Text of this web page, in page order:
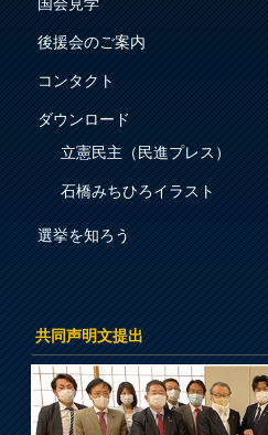
国会見学
後援会のご案内
コンタクト
ダウンロード
立憲民主（民進プレス）
石橋みちひろイラスト
選挙を知ろう
共同声明文提出